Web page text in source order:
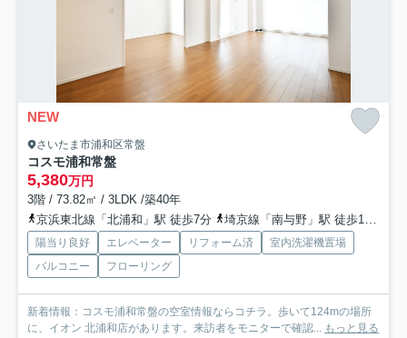
NEW
さいたま市浦和区常盤
コスモ浦和常盤
5,380万円
3階 / 73.82㎡ / 3LDK /築40年
京浜東北線「北浦和」駅 徒歩7分
埼京線「南与野」駅 徒歩16分
陽当り良好 エレベーター リフォーム済
室内洗濯機置場
バルコニー
フローリング
新着情報：コスモ浦和常盤の空室情報ならコチラ。歩いて124mの場所
に、イオン 北浦和店があります。来訪者をモニターで確認... もっと見る